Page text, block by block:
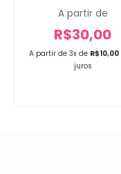
A partir de 3x de R$10,00
juros
A partir de
R$30,00